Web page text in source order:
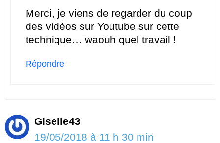
Merci, je viens de regarder du coup
des vidéos sur Youtube sur cette
technique… waouh quel travail !
Répondre
Giselle43
19/05/2018 à 11 h 30 min